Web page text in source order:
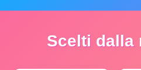
Scelti dalla